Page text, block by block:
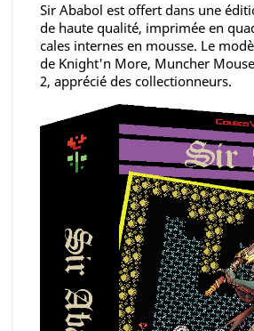
Sir Ababol est offert dans une
de haute qualité, imprimée en
cales internes en mousse. Le
de Knight'n More, Muncher
2, apprécié des collectionneurs.